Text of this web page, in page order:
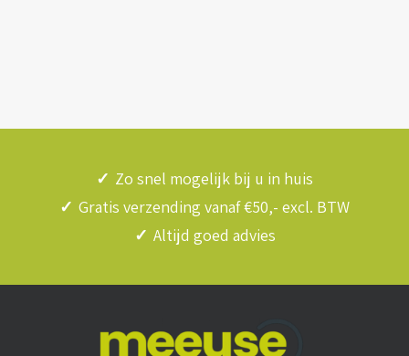
✓ Zo snel mogelijk bij u in huis
✓ Gratis verzending vanaf €50,- excl. BTW
✓ Altijd goed advies